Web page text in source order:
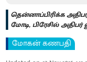
தென்னாப்பிரிக்க
மோடி, பிரேசில்
மோகன் கணபதி